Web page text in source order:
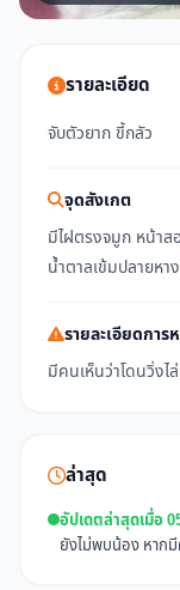
รายละเอียด
จับตัวยาก ขี้กลัว
จุดสังเกต
มีไฝตรงจมูก หน้าส
น้ำตาลเข้มปลายห
รายละเอียดการ
มีคนเห็นว่าโดนวิ่งไล่
ล่าสุด
อัปเดตล่าสุดเมื่อ
ยังไม่พบน้อง หากมี